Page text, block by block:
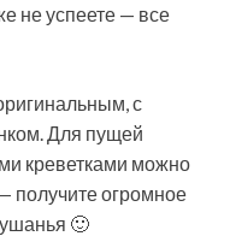
не успеете — все
с
Для пущей
креветками можно
получите огромное
🙂